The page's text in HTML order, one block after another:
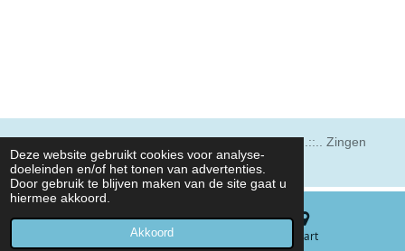
Deze website gebruikt cookies voor analyse-
doeleinden en/of het tonen van advertenties.
Door gebruik te blijven maken van de site gaat u
hiermee akkoord.
Akkoord
© 2021 Coevorder Mannenkoor ..::..Sinds 1955 ..::.. Zingen
met plezier!
E-mailadres Kaart